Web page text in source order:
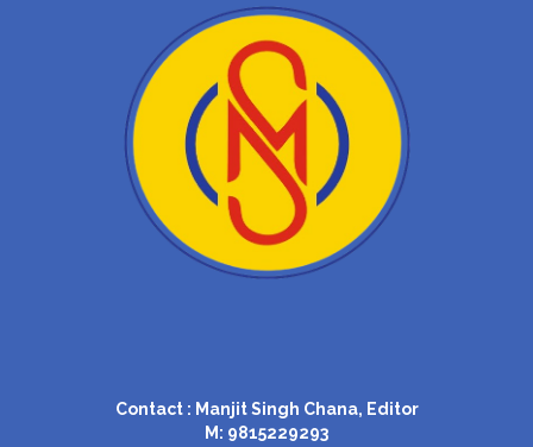
Contact : Manjit Singh Chana, Editor
M: 9815229293